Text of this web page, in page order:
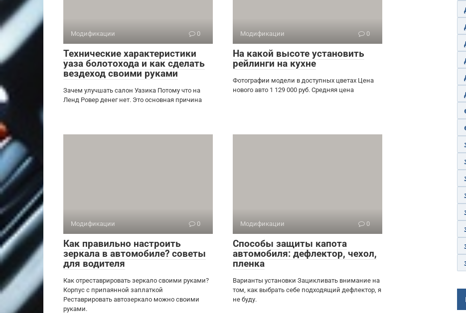
Модификации 0
Технические характеристики
уаза болотохода и как сделать
вездеход своими руками
Зачем улучшать салон Уазика Потому что на
Ленд Ровер денег нет. Это основная причина
Модификации 0
На какой высоте установить
рейлинги на кухне
Фотографии модели в доступных цветах Цена
нового авто 1 129 000 руб. Средняя цена
Модификации 0
Как правильно настроить
зеркала в автомобиле? советы
для водителя
Как отреставрировать зеркало своими руками?
Корпус с припаянной заплаткой
Реставрировать автозеркало можно своими
руками.
Модификации 0
Способы защиты капота
автомобиля: дефлектор, чехол,
пленка
Варианты установки Зацикливать внимание на
том, как выбрать себе подходящий дефлектор, я
не буду.